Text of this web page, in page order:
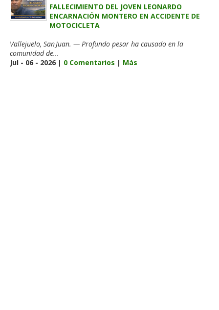
FALLECIMIENTO DEL JOVEN LEONARDO
ENCARNACIÓN MONTERO EN ACCIDENTE DE
MOTOCICLETA
Vallejuelo, San Juan. — Profundo pesar ha causado en la
comunidad de...
Jul - 06 - 2026 | 0 Comentarios | Más